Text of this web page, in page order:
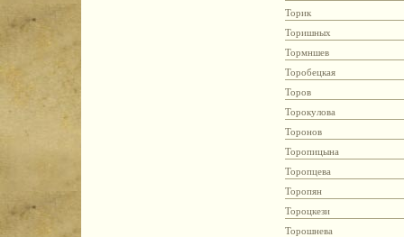
Торик
Торишных
Тормншев
Торобецкая
Торов
Торокулова
Торонов
Торопицына
Торопцева
Торопян
Тороцкези
Торошнева